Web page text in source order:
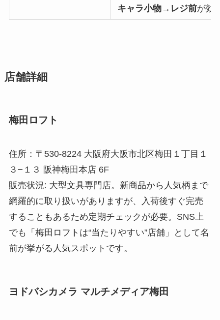
キャラ小物→レジ前が効
店舗詳細
梅田ロフト
住所：〒530-8224 大阪府大阪市北区梅田１丁目１
３−１３ 阪神梅田本店 6F
販売状況: 大型文具専門店。新商品から人気柄まで
網羅的に取り扱いがありますが、入荷後すぐ完売
することもあるため定期チェックが必要。SNS上
でも「梅田ロフトは“当たりやすい”店舗」として名
前が挙がる人気スポットです。
ヨドバシカメラ マルチメディア梅田